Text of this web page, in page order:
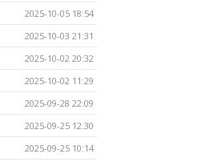
2025-10-05 18:54
2025-10-03 21:31
2025-10-02 20:32
2025-10-02 11:29
2025-09-28 22:09
2025-09-25 12:30
2025-09-25 10:14